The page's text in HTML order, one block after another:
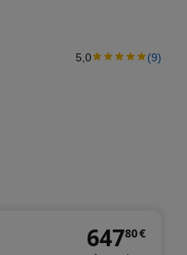
5,0 (9)
64780€